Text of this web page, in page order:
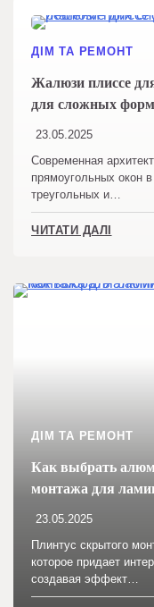
ДІМ ТА РЕМОНТ
Жалюзи плиссе
для сложных форм
23.05.2025
Современная
прямоугольных окон
треугольных и…
ЧИТАТИ ДАЛІ
ДІМ ТА РЕМОНТ
Как выбрать
монтажа для
23.05.2025
Плинтус скрытого
которое придает
создавая эффект…